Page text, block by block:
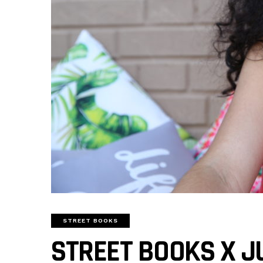
STREET BOOKS
STREET BOOKS X